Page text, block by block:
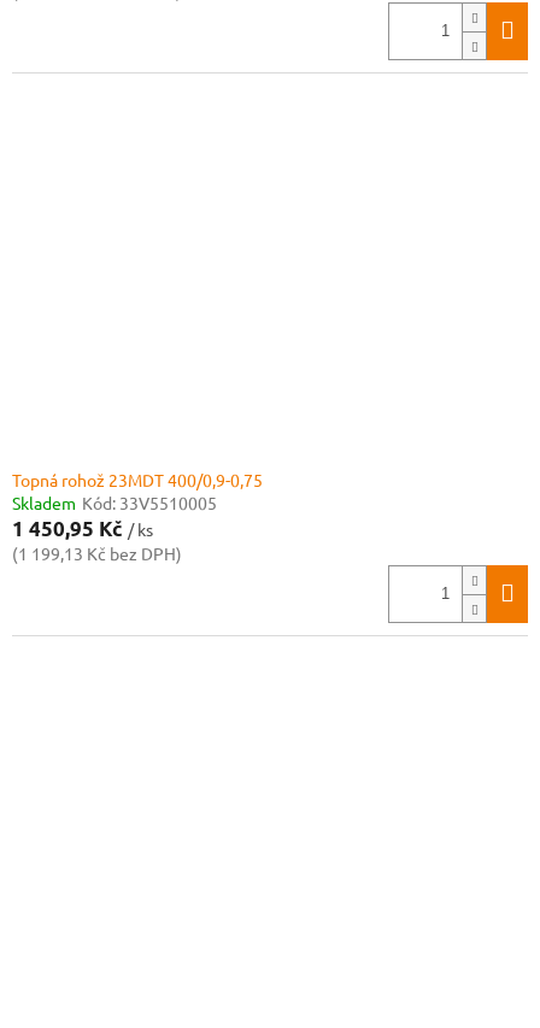
Topná rohož 23MDT 400/0,9-0,75
Skladem Kód: 33V5510005
1 450,95 Kč / ks
(1 199,13 Kč bez DPH)